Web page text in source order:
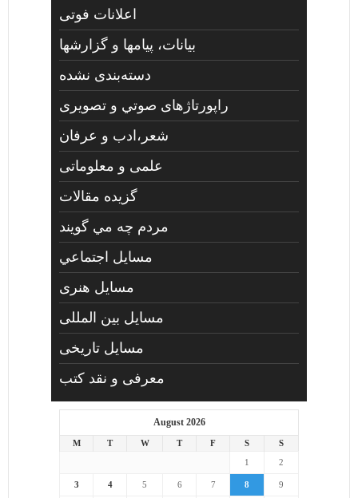
اعلانات فوتی
بیانات، پیامها و گزارشها
دسته‌بندی نشده
راپورتاژهای صوتي و تصويری
شعر،ادب و عرفان
علمی و معلوماتی
گزیده مقالات
مردم چه مي گويند
مسايل اجتماعي
مسايل هنری
مسایل بین المللی
مسایل تاریخی
معرفی و نقد کتب
August 2026
M T W T F S
S
1
2
3 4 5 6 7 8 9